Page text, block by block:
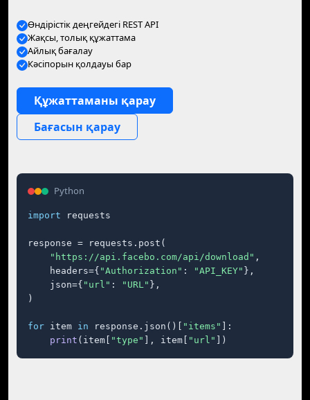
Өндірістік деңгейдегі REST API
Жақсы, толық құжаттама
Айлық бағалау
Кәсіпорын қолдауы бар
Құжаттаманы қарау
Бағасын қарау
Python
import requests
response = requests.post(
"https://api.facebo.com/api/download" ,
    headers={
"Authorization" : "API_KEY" },
    json={
"url" : "URL" },
)
for item in response.json()[ "items"
]:
print (item[ "type" ], item[ "url" ])